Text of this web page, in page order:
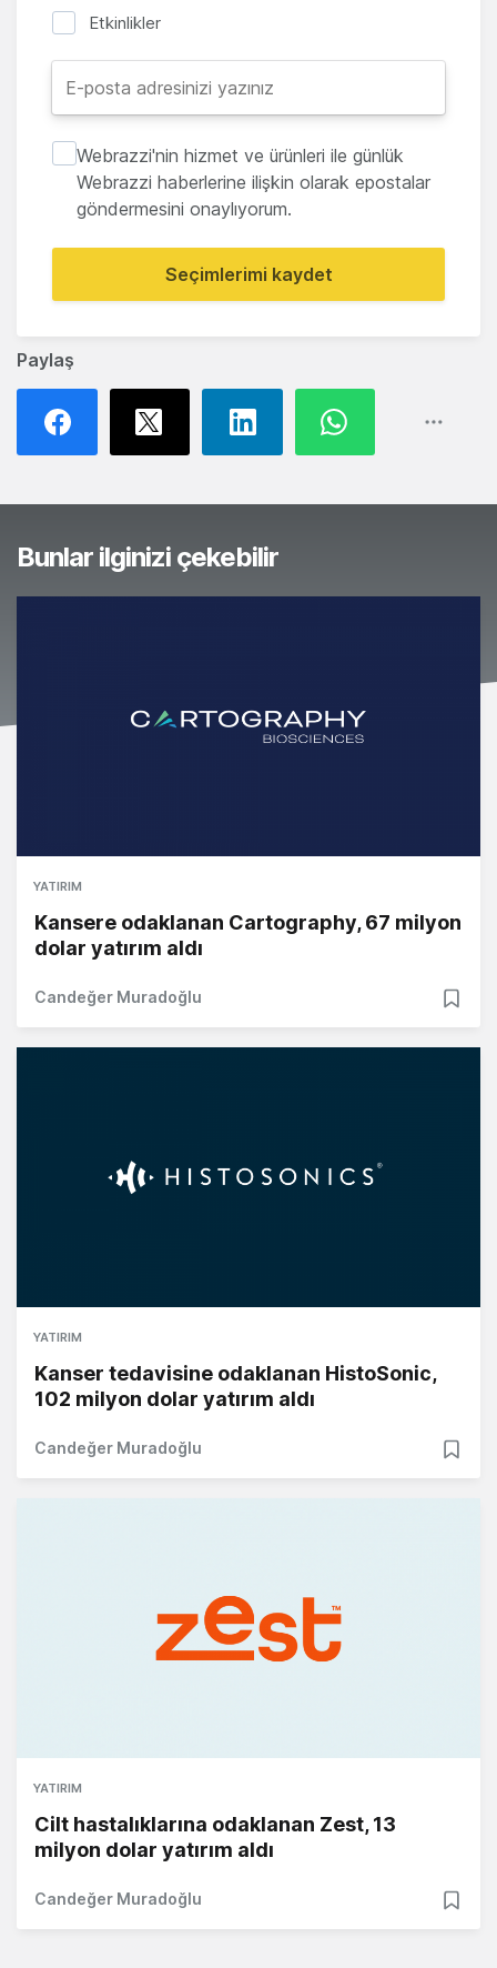
Paylaş
Etkinlikler
Webrazzi'nin hizmet ve ürünleri ile günlük
Webrazzi haberlerine ilişkin olarak epostalar
göndermesini onaylıyorum.
Seçimlerimi kaydet
Bunlar ilginizi çekebilir
YATIRIM
Kansere odaklanan Cartography, 67 milyon
dolar yatırım aldı
Candeğer Muradoğlu
YATIRIM
Kanser tedavisine odaklanan HistoSonic,
102 milyon dolar yatırım aldı
Candeğer Muradoğlu
YATIRIM
Cilt hastalıklarına odaklanan Zest, 13
milyon dolar yatırım aldı
Candeğer Muradoğlu